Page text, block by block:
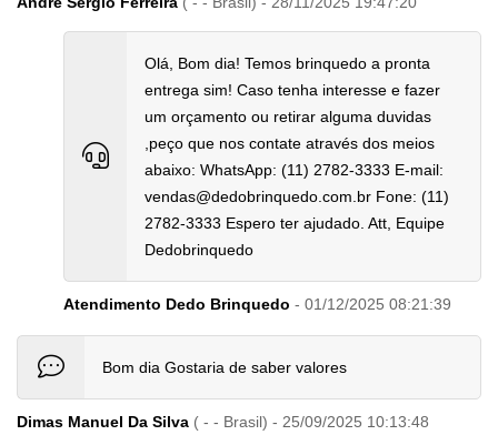
Olá, Bom dia! Temos brinquedo a pronta
entrega sim! Caso tenha interesse e fazer
um orçamento ou retirar alguma duvidas
,peço que nos contate através dos meios
abaixo: WhatsApp: (11) 2782-3333 E-mail:
vendas@dedobrinquedo.com.br Fone: (11)
2782-3333 Espero ter ajudado. Att, Equipe
Dedobrinquedo
Atendimento Dedo Brinquedo - 01/12/2025 08:21:39
Bom dia Gostaria de saber valores
Dimas Manuel Da Silva ( - - Brasil) - 25/09/2025 10:13:48